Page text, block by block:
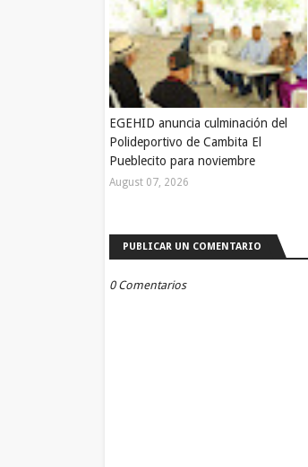
EGEHID anuncia culminación del
Polideportivo de Cambita El
Pueblecito para noviembre
August 07, 2026
PUBLICAR UN COMENTARIO
0 Comentarios